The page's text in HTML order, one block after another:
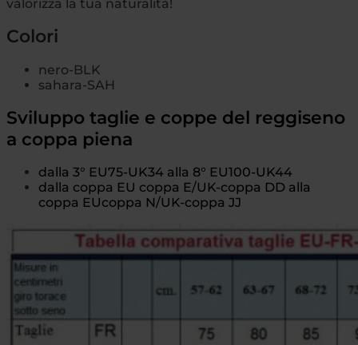
valorizza la tua naturalità!
Colori
nero-BLK
sahara-SAH
Sviluppo taglie e coppe del reggiseno
a coppa piena
dalla 3° EU75-UK34 alla 8° EU100-UK44
dalla coppa EU coppa E/UK-coppa DD alla
coppa EUcoppa N/UK-coppa JJ